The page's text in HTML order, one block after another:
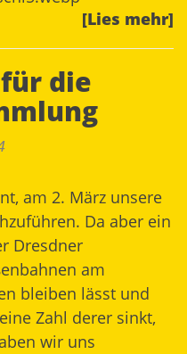
[Lies mehr]
die
am 2. März unsere
Da aber ein
Dresdner
am
bleiben lässt und
Zahl derer sinkt,
wir uns